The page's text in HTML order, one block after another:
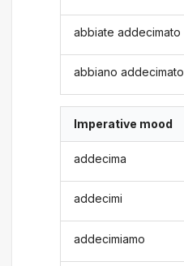
abbiate addecimato
abbiano addecimato
Imperative mood
addecima
addecimi
addecimiamo